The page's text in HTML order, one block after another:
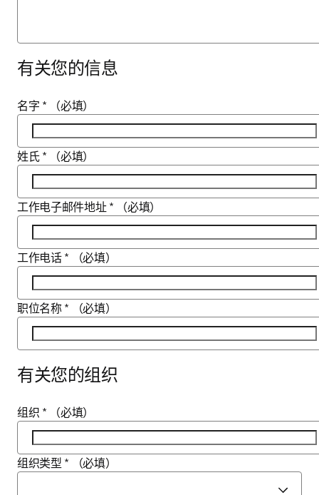
有关您的信息
名字 * （必填）
姓氏 * （必填）
工作电子邮件地址 * （必填）
工作电话 * （必填）
职位名称 * （必填）
有关您的组织
组织 * （必填）
组织类型 * （必填）